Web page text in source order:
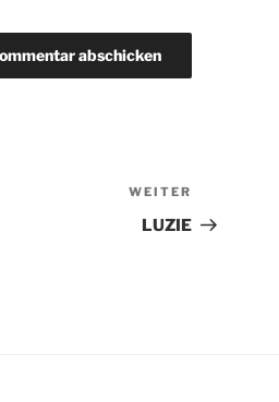
Beitrag
WEITER
LUZIE